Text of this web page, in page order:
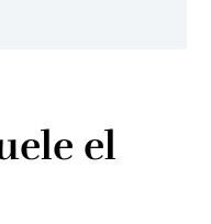
el